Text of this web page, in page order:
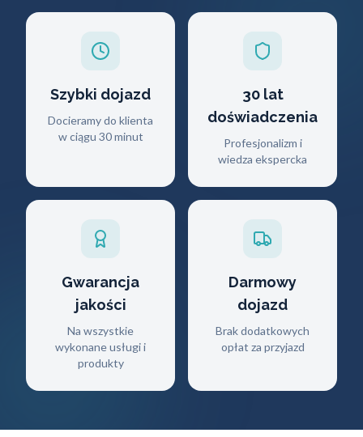
Szybki dojazd
Docieramy do klienta
w ciągu 30 minut
30 lat
doświadczenia
Profesjonalizm i
wiedza ekspercka
Gwarancja
jakości
Na wszystkie
wykonane usługi i
produkty
Darmowy
dojazd
Brak dodatkowych
opłat za przyjazd